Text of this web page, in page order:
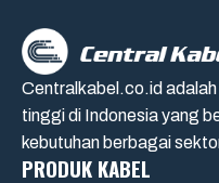
Centralkabel.co.id
tinggi di Indonesia yang
kebutuhan berbagai
PRODUK KABEL